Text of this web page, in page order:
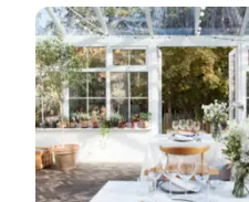
Restaurant Herthadalen